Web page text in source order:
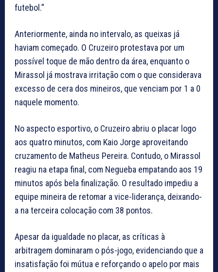
futebol.”
Anteriormente, ainda no intervalo, as queixas já
haviam começado. O Cruzeiro protestava por um
possível toque de mão dentro da área, enquanto o
Mirassol já mostrava irritação com o que considerava
excesso de cera dos mineiros, que venciam por 1 a 0
naquele momento.
No aspecto esportivo, o Cruzeiro abriu o placar logo
aos quatro minutos, com Kaio Jorge aproveitando
cruzamento de Matheus Pereira. Contudo, o Mirassol
reagiu na etapa final, com Negueba empatando aos 19
minutos após bela finalização. O resultado impediu a
equipe mineira de retomar a vice-liderança, deixando-
a na terceira colocação com 38 pontos.
Apesar da igualdade no placar, as críticas à
arbitragem dominaram o pós-jogo, evidenciando que a
insatisfação foi mútua e reforçando o apelo por mais